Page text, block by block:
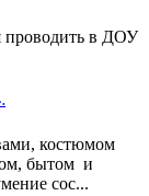
проводить в ДОУ
костюмом
бытом и
сос...